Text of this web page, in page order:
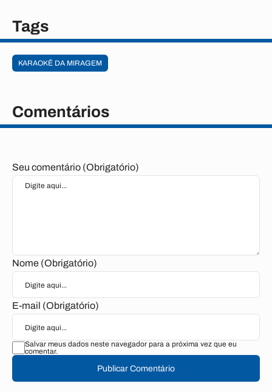
Tags
KARAOKÊ DA MIRAGEM
Comentários
Seu comentário (Obrigatório)
Nome (Obrigatório)
E-mail (Obrigatório)
Salvar meus dados neste navegador para a próxima vez que eu
comentar.
Publicar Comentário